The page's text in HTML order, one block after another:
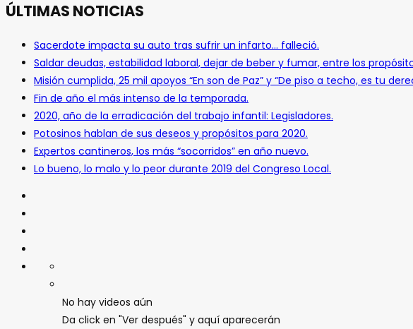
ÚLTIMAS NOTICIAS
Sacerdote impacta su auto tras sufrir un infarto… falleció.
Saldar deudas, estabilidad laboral, dejar de beber y fumar, entre los
Misión cumplida, 25 mil apoyos “En son de Paz” y “De piso a techo, es tu
Fin de año el más intenso de la temporada.
2020, año de la erradicación del trabajo infantil: Legisladores.
Potosinos hablan de sus deseos y propósitos para 2020.
Expertos cantineros, los más “socorridos” en año nuevo.
Lo bueno, lo malo y lo peor durante 2019 del Congreso Local.
No hay videos aún
Da click en "Ver después" y aquí aparecerán